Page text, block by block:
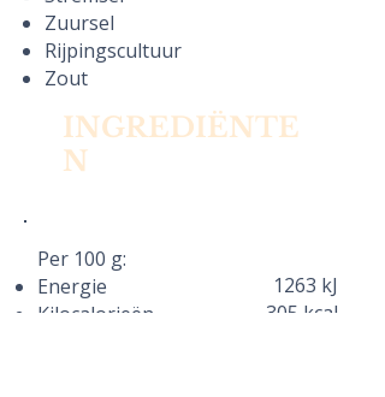
Zuursel
Rijpingscultuur
Zout
INGREDIËNTE
N
Per 100 g:
Energie
Kilocalorieën
1263 kJ
305 kcal